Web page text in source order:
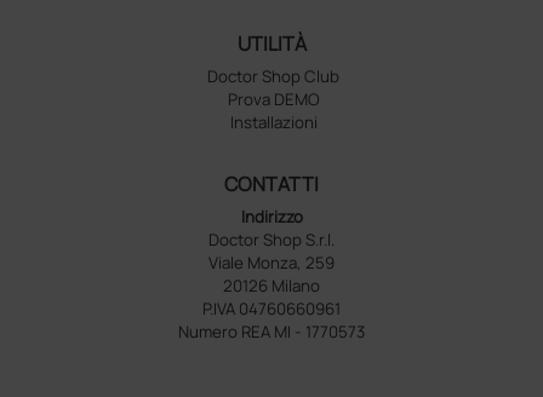
UTILITÀ
Doctor Shop Club
Prova DEMO
Installazioni
CONTATTI
Indirizzo
Doctor Shop S.r.l.
Viale Monza, 259
20126 Milano
P.IVA 04760660961
Numero REA MI - 1770573